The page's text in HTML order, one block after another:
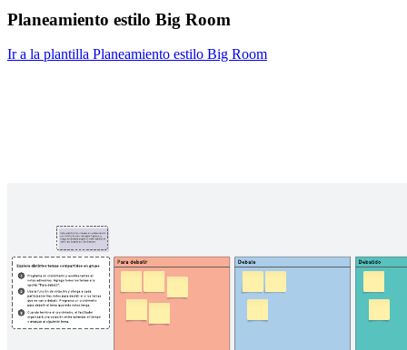
Planeamiento estilo Big Room
Ir a la plantilla Planeamiento estilo Big Room